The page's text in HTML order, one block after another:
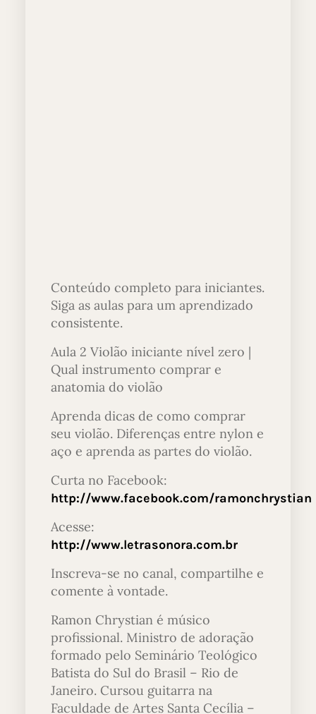
Conteúdo completo para iniciantes.
Siga as aulas para um aprendizado
consistente.
Aula 2 Violão iniciante nível zero |
Qual instrumento comprar e
anatomia do violão
Aprenda dicas de como comprar
seu violão. Diferenças entre nylon e
aço e aprenda as partes do violão.
Curta no Facebook:
http://www.facebook.com/ramonchrystian
Acesse:
http://www.letrasonora.com.br
Inscreva-se no canal, compartilhe e
comente à vontade.
Ramon Chrystian é músico
profissional. Ministro de adoração
formado pelo Seminário Teológico
Batista do Sul do Brasil – Rio de
Janeiro. Cursou guitarra na
Faculdade de Artes Santa Cecília –